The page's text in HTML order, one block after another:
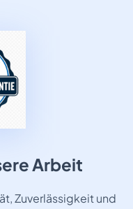
Arbeit
Zuverlässigkeit und